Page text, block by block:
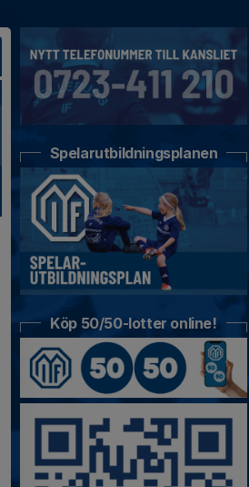
Spelarutbildningsplanen
Köp 50/50-lotter online!